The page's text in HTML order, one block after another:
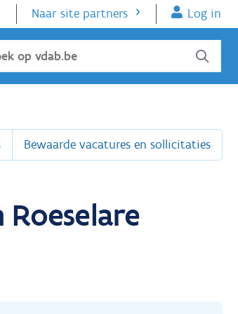
Naar site partners Log in
Bewaarde vacatures en sollicitaties